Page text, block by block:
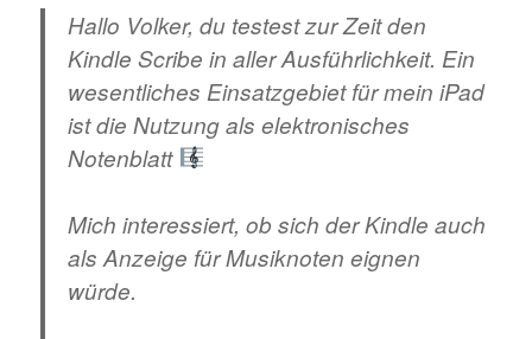
Hallo Volker, du testest zur Zeit den
Kindle Scribe in aller Ausführlichkeit. Ein
wesentliches Einsatzgebiet für mein iPad
ist die Nutzung als elektronisches
Notenblatt
Mich interessiert, ob sich der Kindle auch
als Anzeige für Musiknoten eignen
würde.